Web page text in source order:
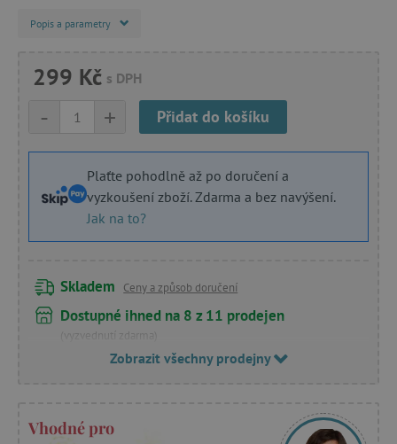
Popis a parametry
299 Kč s DPH
+
- Přidat do košíku
Plaťte pohodlně až po doručení a
vyzkoušení zboží. Zdarma a bez navýšení.
Jak na to?
Skladem Ceny a způsob doručení
Dostupné ihned na 8 z 11 prodejen
(vyzvednutí zdarma)
Zobrazit všechny prodejny
Vhodné pro